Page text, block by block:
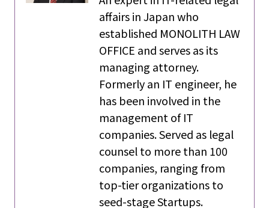
affairs in Japan who
established MONOLITH LAW
OFFICE and serves as its
managing attorney.
Formerly an IT engineer, he
has been involved in the
management of IT
companies. Served as legal
counsel to more than 100
companies, ranging from
top-tier organizations to
seed-stage Startups.